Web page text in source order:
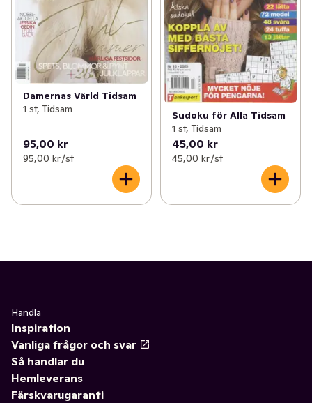
Damernas Värld Tidsam
1 st, Tidsam
95,00 kr
95,00 kr /st
Sudoku för Alla Tidsam
1 st, Tidsam
45,00 kr
45,00 kr /st
Handla
Inspiration
Vanliga frågor och svar
Så handlar du
Hemleverans
Färskvarugaranti